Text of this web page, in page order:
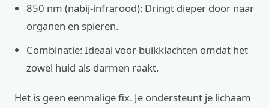
850 nm (nabij-infrarood): Dringt dieper door naar
organen en spieren.
Combinatie: Ideaal voor buikklachten omdat het
zowel huid als darmen raakt.
Het is geen eenmalige fix. Je ondersteunt je lichaam